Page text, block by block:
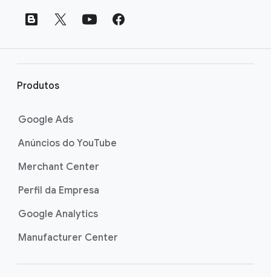
d
Produtos
Google Ads
Anúncios do YouTube
Merchant Center
Perfil da Empresa
Google Analytics
Manufacturer Center